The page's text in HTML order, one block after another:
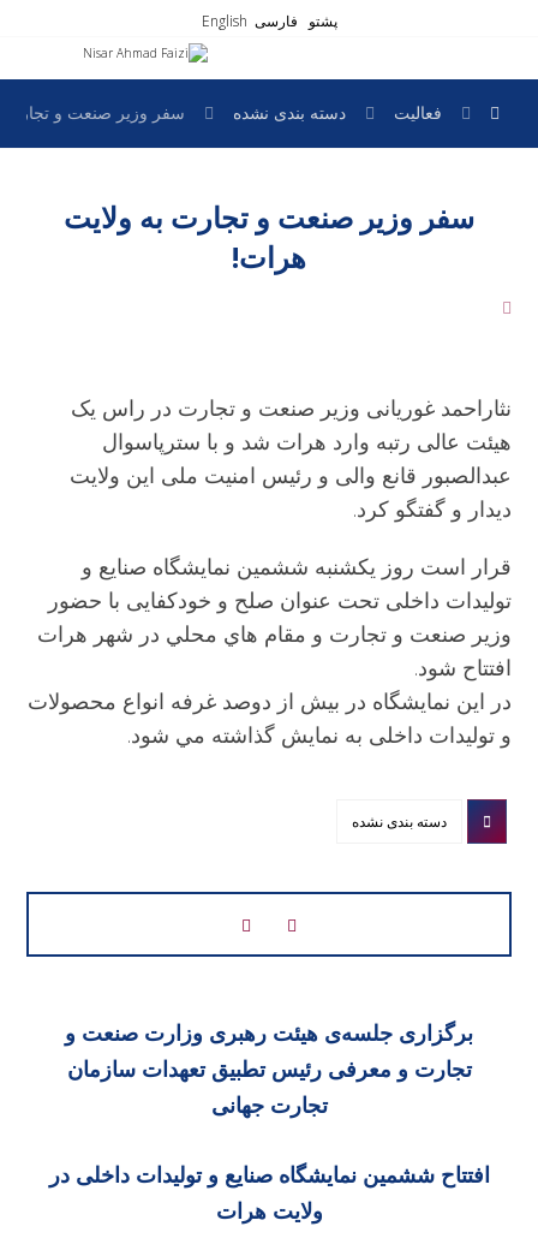
پشتو فارسی English
فعالیت دسته بندی نشده سفر وزیر صنعت و تجارت
سفر وزیر صنعت و تجارت به ولایت
هرات!
نثاراحمد غوریانی وزیر صنعت و تجارت در راس یک
هیئت عالی رتبه وارد هرات شد و با سترپاسوال
عبدالصبور قانع والی و رئیس امنیت ملی این ولایت
دیدار و گفتگو کرد.
قرار است روز یکشنبه ششمین نمایشگاه صنایع و
تولیدات داخلی تحت عنوان صلح و خودکفایی با حضور
وزیر صنعت و تجارت و مقام هاي محلي در شهر هرات
افتتاح شود.
در این نمایشگاه در بیش از دوصد غرفه انواع محصولات
و تولیدات داخلی به نمایش گذاشته مي شود.
دسته بندی نشده
برگزاری جلسه‌ی هیئت رهبری وزارت صنعت و
تجارت و معرفی رئیس تطبیق تعهدات سازمان
تجارت جهانی
افتتاح ششمین نمایشگاه صنایع و تولیدات داخلی در
ولایت هرات